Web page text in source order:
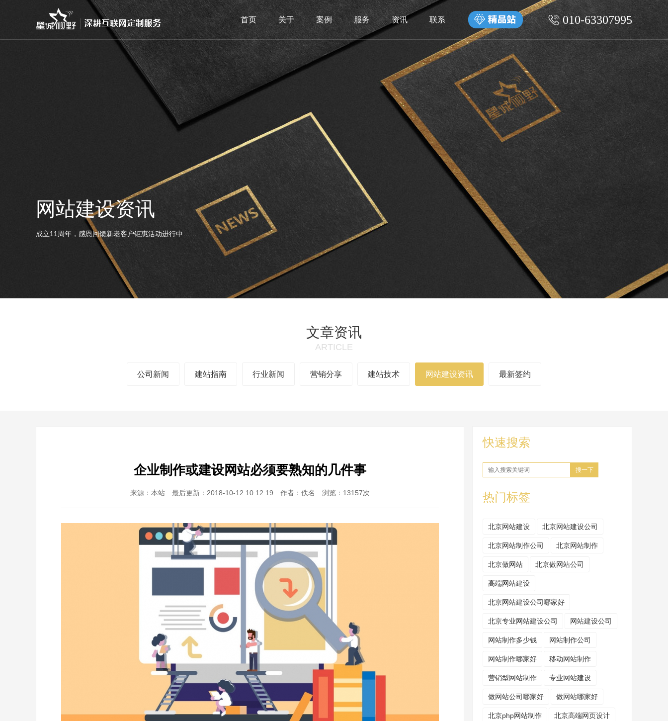
010-63307995
首页 关于 案例 服务 资讯 联系
网站建设资讯
成立11周年，感恩回馈新老客户钜惠活动进行中……
文章资讯
ARTICLE
公司新闻 建站指南 行业新闻 营销分享 建站技术 网站建设资讯 最新签约
企业制作或建设网站必须要熟知的几件事
来源：本站 最后更新：2018-10-12 10:12:19 作者：佚名 浏览：13157次
快速搜索
搜一下
热门标签
北京网站建设 北京网站建设公司
北京网站制作公司 北京网站制作
北京做网站 北京做网站公司
高端网站建设
北京网站建设公司哪家好
北京专业网站建设公司 网站建设公司
网站制作多少钱 网站制作公司
网站制作哪家好 移动网站制作
营销型网站制作 专业网站建设
做网站公司哪家好 做网站哪家好
北京php网站制作 北京高端网页设计